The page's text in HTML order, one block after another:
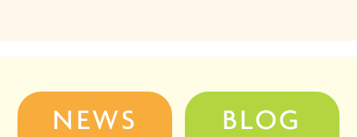
NEWS BLOG